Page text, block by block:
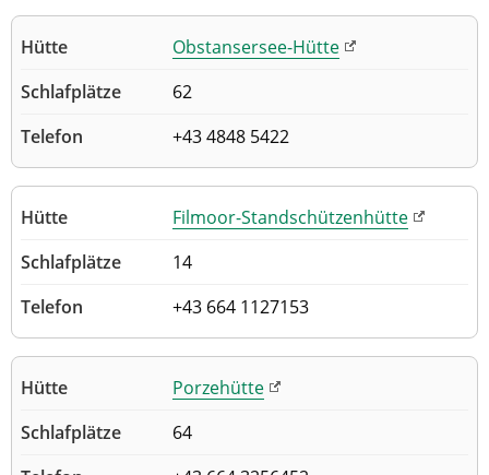
Obstansersee-Hütte
62
+43 4848 5422
Filmoor-Standschützenhütte
14
+43 664 1127153
Porzehütte
64